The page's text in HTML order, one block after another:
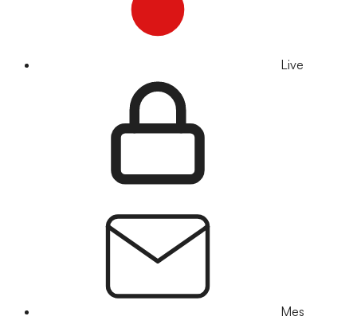
Live
Mes